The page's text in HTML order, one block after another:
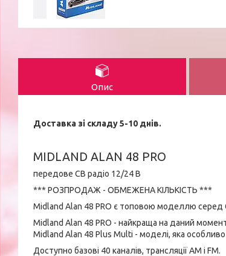
Опис
Доставка зі складу 5-10 днів.
MIDLAND ALAN 48 PRO
передове CB радіо 12/24 В
*** РОЗПРОДАЖ - ОБМЕЖЕНА КІЛЬКІСТЬ ***
Midland Alan 48 PRO є топовою моделлю серед
Midland Alan 48 PRO - найкраща на даний
Midland Alan 48 Plus Multi - моделі, яка особливо
Доступно базові 40 каналів, трансляції AM і FM.